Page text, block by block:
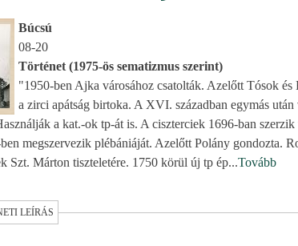
Búcsú
08-20
Történet (1975-ös sematizmus szerint)
"1950-ben Ajka városához csatolták. Azelőtt Tósok
a zirci apátság birtoka. A XVI. században egymás
a kat.-ok tp-át is. A ciszterciek 1696-ban
megszervezik plébániáját. Azelőtt Polány gondozta.
Szt. Márton tiszteletére. 1750 körül új tp ép...Tovább
LEÍRÁS